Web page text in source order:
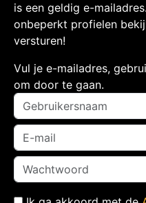
is een geldig e-
onbeperkt profielen
versturen!
Vul je e-mailadres,
om door te gaan.